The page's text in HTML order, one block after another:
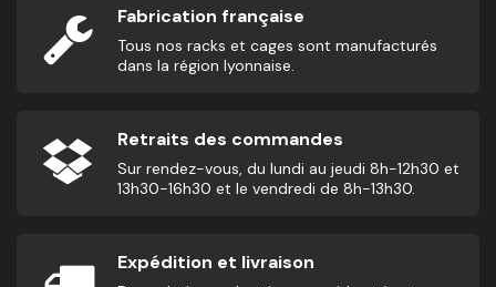
Fabrication française
Tous nos racks et cages sont manufacturés
dans la région lyonnaise.
Retraits des commandes
Sur rendez-vous, du lundi au jeudi 8h-12h30 et
13h30-16h30 et le vendredi de 8h-13h30.
Expédition et livraison